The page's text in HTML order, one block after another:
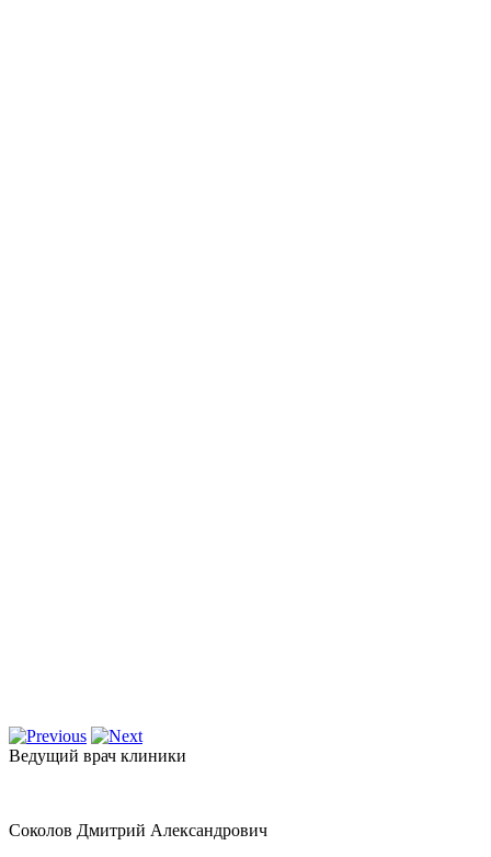
Ведущий врач клиники
Соколов Дмитрий Александрович